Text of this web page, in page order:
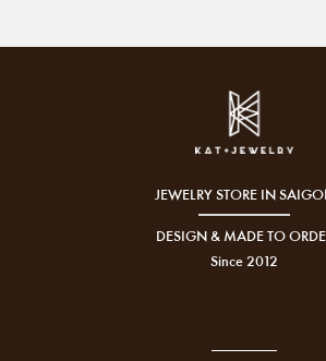
JEWELRY STORE IN
DESIGN & MADE TO
Since 2012